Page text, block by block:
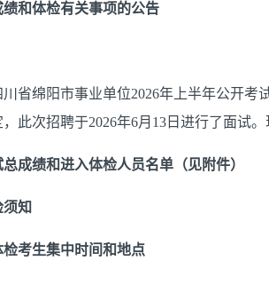
绩和体检有关事项的公告
省绵阳市事业单位2026年上半年公开考
，此次招聘于2026年6月13日进行了面试
成绩和进入体检人员名单（见附件）
知
检考生集中时间和地点